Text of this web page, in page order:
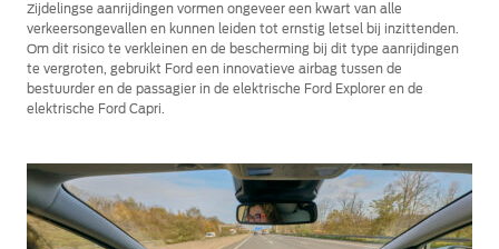
Zijdelingse aanrijdingen vormen ongeveer een kwart van alle
verkeersongevallen en kunnen leiden tot ernstig letsel bij inzittenden.
Om dit risico te verkleinen en de bescherming bij dit type aanrijdingen
te vergroten, gebruikt Ford een innovatieve airbag tussen de
bestuurder en de passagier in de elektrische Ford Explorer en de
elektrische Ford Capri.